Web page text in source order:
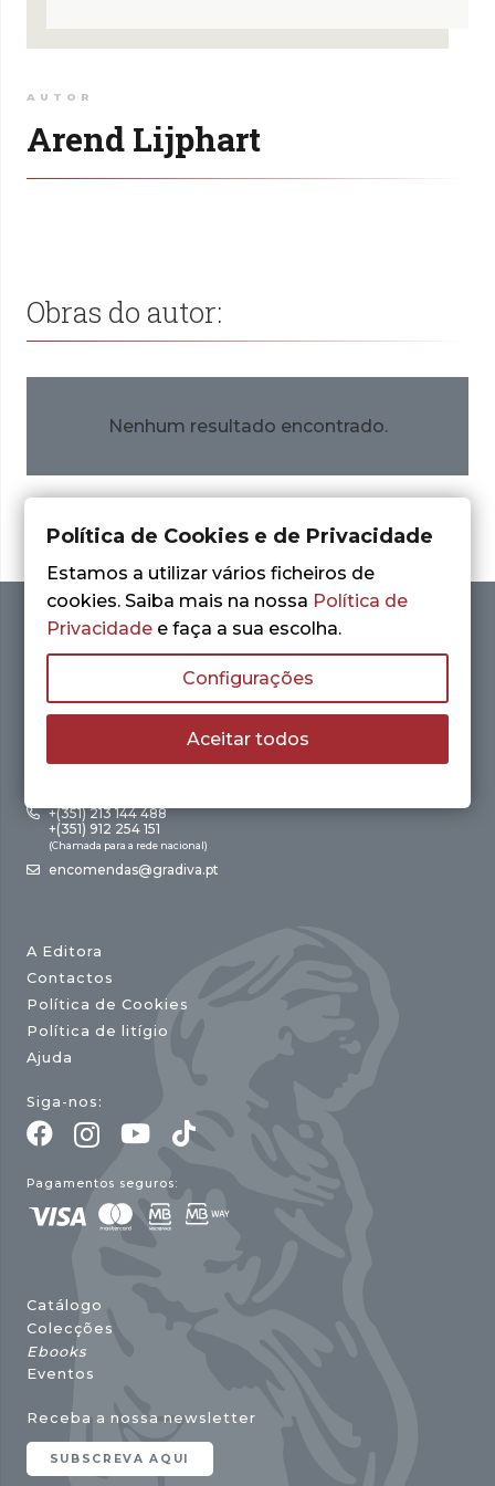
AUTOR
Arend Lijphart
Obras do autor:
Nenhum resultado encontrado.
+(351) 213 144 488
+(351) 912 254 151
(Chamada para a rede nacional)
encomendas@gradiva.pt
A Editora
Contactos
Política de Cookies
Política de litígio
Ajuda
Siga-nos:
Pagamentos seguros:
Catálogo
Colecções
Ebooks
Eventos
Receba a nossa newsletter
SUBSCREVA AQUI
Política de Cookies e de Privacidade
Estamos a utilizar vários ficheiros de
cookies. Saiba mais na nossa Política de
Privacidade e faça a sua escolha.
Configurações
Aceitar todos